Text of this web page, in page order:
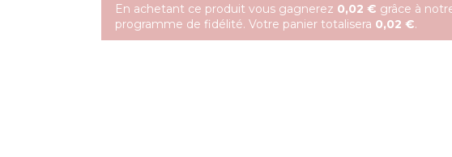
En achetant ce produit vous gagnerez 0,02 € grâce à
programme de fidélité. Votre panier totalisera 0,02 €.